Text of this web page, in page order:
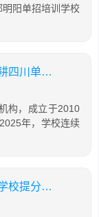
阳单招培训学校
成都本土老牌机构——成都美思单招深耕四川单招16年，助力学生录取公办院校！
构，成立于2010
年，学校连续
低分逆袭公办！成都锦城菁英单招培训学校提分攻略